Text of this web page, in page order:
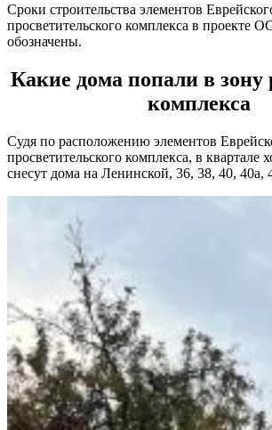
Сроки строительства элементов
просветительского комплекса в проекте
обозначены.
Какие дома попали в
комплекса
Судя по расположению элементов
просветительского комплекса, в квартале
снесут дома на Ленинской, 36, 38, 40, 40а,